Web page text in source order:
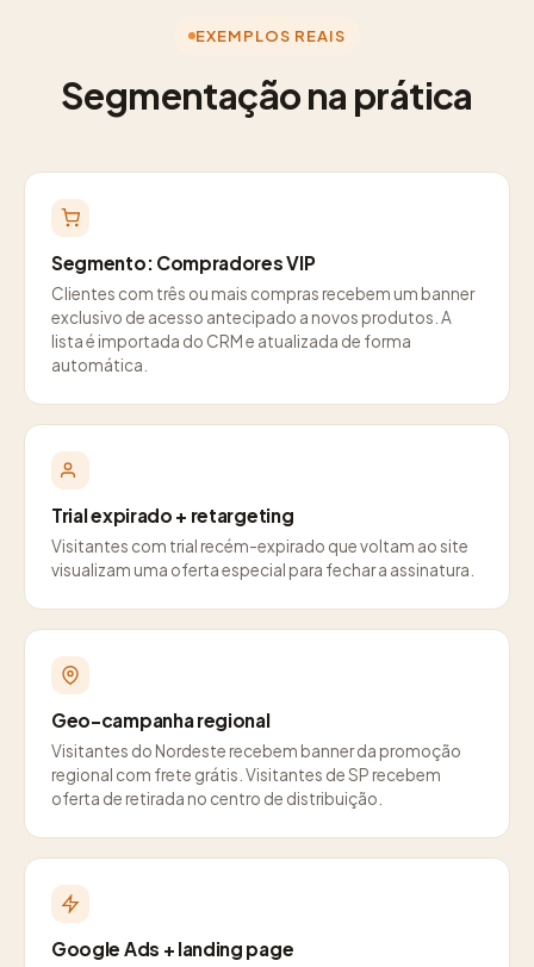
EXEMPLOS REAIS
Segmentação na prática
Segmento: Compradores VIP
Clientes com três ou mais compras recebem um banner
exclusivo de acesso antecipado a novos produtos. A
lista é importada do CRM e atualizada de forma
automática.
Trial expirado + retargeting
Visitantes com trial recém-expirado que voltam ao site
visualizam uma oferta especial para fechar a assinatura.
Geo-campanha regional
Visitantes do Nordeste recebem banner da promoção
regional com frete grátis. Visitantes de SP recebem
oferta de retirada no centro de distribuição.
Google Ads + landing page